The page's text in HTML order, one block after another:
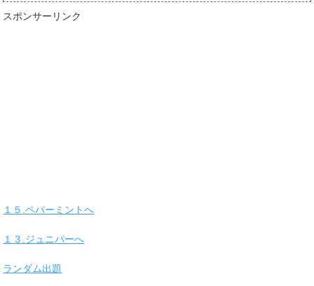
スポンサーリンク
１５.ペパーミントへ
１３.ジュニパーへ
ランダム出題